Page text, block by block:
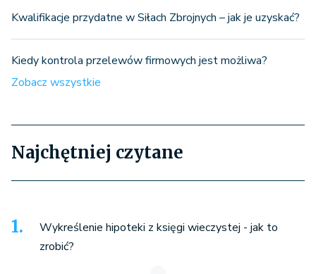
Kwalifikacje przydatne w Siłach Zbrojnych – jak je uzyskać?
Kiedy kontrola przelewów firmowych jest możliwa?
Zobacz wszystkie
Najchętniej czytane
Wykreślenie hipoteki z księgi wieczystej - jak to
zrobić?